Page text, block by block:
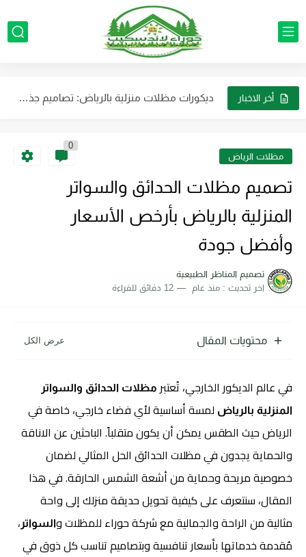
أخر الاخبار
تنسيق حدائق احواض زرع بالرياض لتوفير مساحة وتضفي لمسة جمالية...
تصميم الأحواض الزراعية الرياض: حول فناء منزلك إلى واحة غناء...
أفضل شركة لتنسيق حدائق الفلل والمنازل في الرياض بأرخص الأسعار مظلات الرياض
0
تصميم مظلات الحدائق والسواتر
المنزلية بالرياض بأرخص الأسعار
وأفضل جودة
تصميم المناظر الطبيعية
اخر تحديث : منذ عام 12 دقائق للقراءة
محتويات المقال
في عالم الديكور الخارجي، تُعتبر مظلات الحدائق والسواتر
المنزلية بالرياض لمسة أساسية لأي فضاء خارجي، خاصة في
الرياض حيث الطقس يمكن أن يكون متقلباً. الباحثين عن الاناقة
والحماية يجدون في مظلات الحدائق الحل المثالي لضمان
خصوصية مريحة وحماية من أشعة الشمس الحارقة. في هذا
المقال، سنتعرف على كيفية تحويل حديقة منزلك إلى واحة
مثالية من الراحة والجمالية مع شركة حوراء للمظلات والسواتر،
مُقدمة خدماتها بأسعار تنافسية وبتصاميم تناسب كل ذوق في